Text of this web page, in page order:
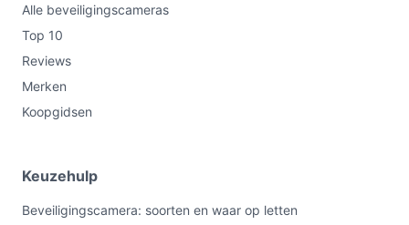
Alle beveiligingscameras
Top 10
Reviews
Merken
Koopgidsen
Keuzehulp
Beveiligingscamera: soorten en waar op letten